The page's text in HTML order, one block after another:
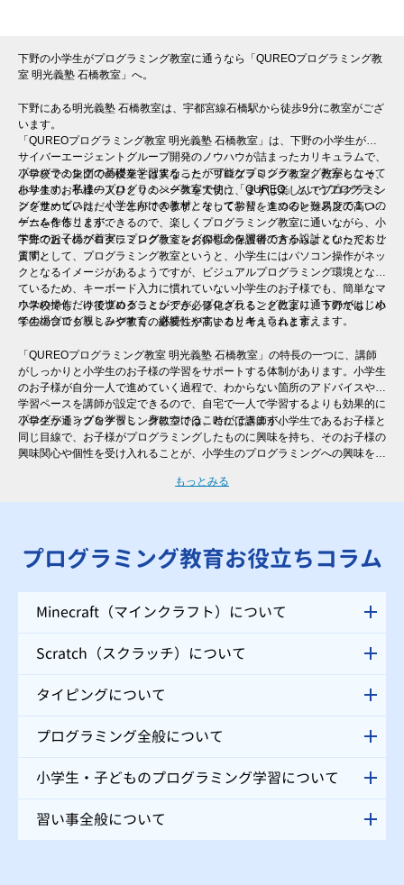
下野の小学生がプログラミング教室に通うなら「QUREOプログラミング教
室 明光義塾 石橋教室」へ。
下野にある明光義塾 石橋教室は、宇都宮線石橋駅から徒歩9分に教室がござ
います。
「QUREOプログラミング教室 明光義塾 石橋教室」は、下野の小学生が、
サイバーエージェントグループ開発のノウハウが詰まったカリキュラムで、
プログラミングの基礎を学習することが可能なプログラミング教室となって
おります。私達のプログラミング教室で使う「QUREO」というプログラミ
ングサービスは、小学生向けの教材となっており、１つのレッスンで１つの
ゲームを作ります。
小学校での集団での授業とは異なった「プログラミング教室」だからこそ、
小学生のお子様一人ひとりのペースを大切に、まずは楽しんでプログラミン
グを進めていただくことができます。そして学習を進めると難易度の高いゲ
ームを作ることができるので、楽しくプログラミング教室に通いながら、小
学生のお子様が着実にプログラミングの概念を習得できる設計となっており
ます。
下野で近くのプログラミング教室をお探しの保護者の方からよくいただくご
質問として、プログラミング教室というと、小学生にはパソコン操作がネッ
クとなるイメージがあるようですが、ビジュアルプログラミング環境となっ
ているため、キーボード入力に慣れていない小学生のお子様でも、簡単なマ
ウスの操作だけで進めることができ、プログラミング教室に通うのがはじめ
ての場合でも親しみやすく、継続しやすいカリキュラムと言えます。
小学校でも、今後プログラミングが必修化されることにより、下野でも、小
学生のプログラミング教育の必要性が高まると考えられます。
「QUREOプログラミング教室 明光義塾 石橋教室」の特長の一つに、講師
がしっかりと小学生のお子様の学習をサポートする体制があります。小学生
のお子様が自分一人で進めていく過程で、わからない箇所のアドバイスや、
学習ペースを講師が設定できるので、自宅で一人で学習するよりも効果的に
プログラミングを学習し、身につけることができます。
小学生が通うプログラミング教室では、時には講師が小学生であるお子様と
同じ目線で、お子様がプログラミングしたものに興味を持ち、そのお子様の
興味関心や個性を受け入れることが、小学生のプログラミングへの興味を継
度に合わせた個別指導を行う「QUREOプログラミング教室 明光義塾 石橋
もっとみる
プログラミング教育お役立ちコラム
Minecraft（マインクラフト）について
Scratch（スクラッチ）について
タイピングについて
プログラミング全般について
小学生・子どものプログラミング学習について
習い事全般について